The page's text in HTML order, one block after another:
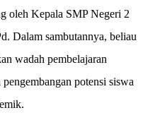
oleh Kepala SMP Negeri 2
Dalam sambutannya, beliau
wadah pembelajaran
potensi siswa